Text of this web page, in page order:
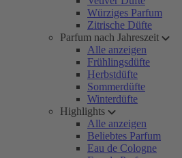
Würziges Parfum
Zitrische Düfte
Parfum nach Jahreszeit
Alle anzeigen
Frühlingsdüfte
Herbstdüfte
Sommerdüfte
Winterdüfte
Highlights
Alle anzeigen
Beliebtes Parfum
Eau de Cologne